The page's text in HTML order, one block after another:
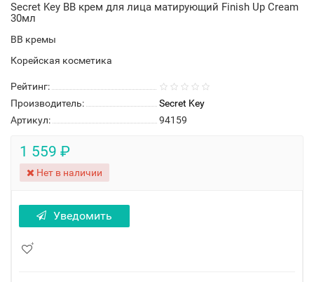
Secret Key BB крем для лица матирующий Finish Up Cream
30мл
BB кремы
Корейская косметика
Рейтинг:
Производитель:
Secret Key
Артикул:
94159
1 559 ₽
Нет в наличии
Уведомить